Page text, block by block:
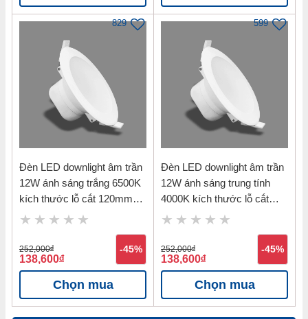
829
Đèn LED downlight âm trần
12W ánh sáng trắng 6500K
kích thước lỗ cắt 120mm
Nanoco NDL126
252,000đ
138,600đ
-45%
Chọn mua
599
Đèn LED downlight âm trần
12W ánh sáng trung tính
4000K kích thước lỗ cắt
120mm Nanoco NDL124
252,000đ
138,600đ
-45%
Chọn mua